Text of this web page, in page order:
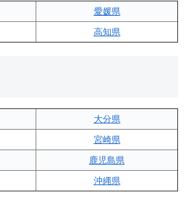
愛媛県
高知県
大分県
宮崎県
鹿児島県
沖縄県